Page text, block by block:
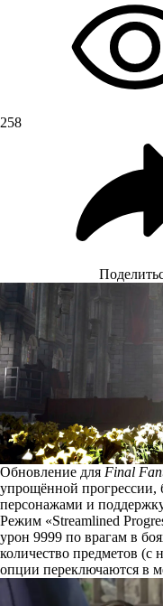
258
Обновление для Final
упрощённой прогрессии,
персонажами и
Режим «Streamlined
урон 9999 по врагам в
количество предметов
опции переключаются в